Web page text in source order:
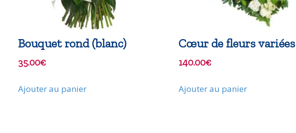
Bouquet rond (blanc)
35.00€
Ajouter au panier
Cœur de fleurs variées
140.00€
Ajouter au panier